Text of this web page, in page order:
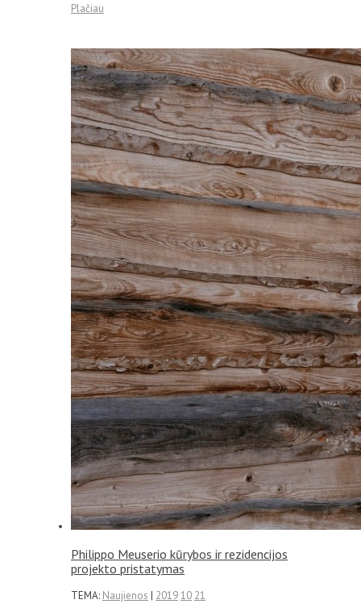
Plačiau
Philippo Meuserio kūrybos ir rezidencijos
projekto pristatymas
TEMA: Naujienos | 201910 21